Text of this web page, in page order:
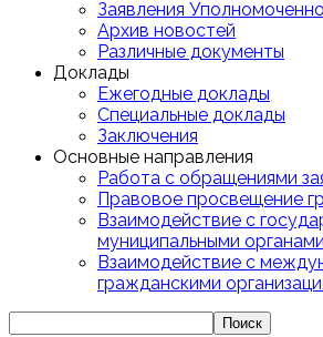
Заявления
Архив новостей
Различные документы
Доклады
Ежегодные доклады
Специальные доклады
Заключения
Основные направления
Работа с обращениями
Правовое просвещение
Взаимодействие с
муниципальными
Взаимодействие с
гражданскими